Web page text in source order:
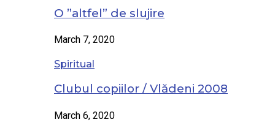
O ”altfel” de slujire
March 7, 2020
Spiritual
Clubul copiilor / Vlădeni 2008
March 6, 2020